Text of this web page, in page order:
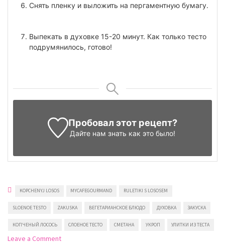
Снять пленку и выложить на пергаментную бумагу.
Выпекать в духовке 15-20 минут. Как только тесто
подрумянилось, готово!
Пробовал этот рецепт?
Дайте нам знать как это было!
KOPCHENYJ LOSOS MYCAFEGOURMAND RULETIKI S LOSOSEM
SLOENOE TESTO ZAKUSKA ВЕГЕТАРИАНСКОЕ БЛЮДО ДУХОВКА ЗАКУСКА
КОПЧЕНЫЙ ЛОСОСЬ СЛОЕНОЕ ТЕСТО СМЕТАНА УКРОП УЛИТКИ ИЗ ТЕСТА
Leave a Commenton